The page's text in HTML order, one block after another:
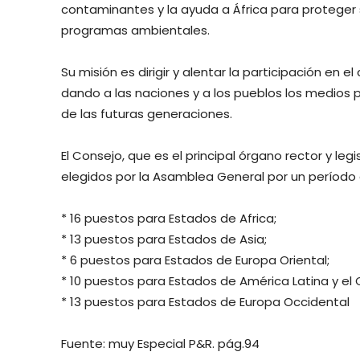
contaminantes y la ayuda a África para
programas ambientales.
Su misión es dirigir y alentar la participación en
dando a las naciones y a los pueblos los medios
de las futuras generaciones.
El Consejo, que es el principal órgano rector y
elegidos por la Asamblea General por un
* 16 puestos para Estados de Africa;
* 13 puestos para Estados de Asia;
* 6 puestos para Estados de Europa Oriental;
* 10 puestos para Estados de América Latina y el
* 13 puestos para Estados de Europa Occidental
Fuente: muy Especial P&R. pág.94